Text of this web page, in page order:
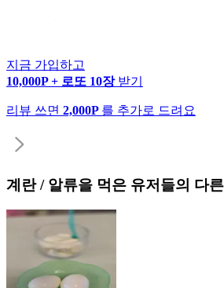
지금 가입하고
10,000P + 로또 10장 받기
리뷰 쓰면 2,000P 를 추가로 드려요
계란 / 알류을 먹은 유저들의 다